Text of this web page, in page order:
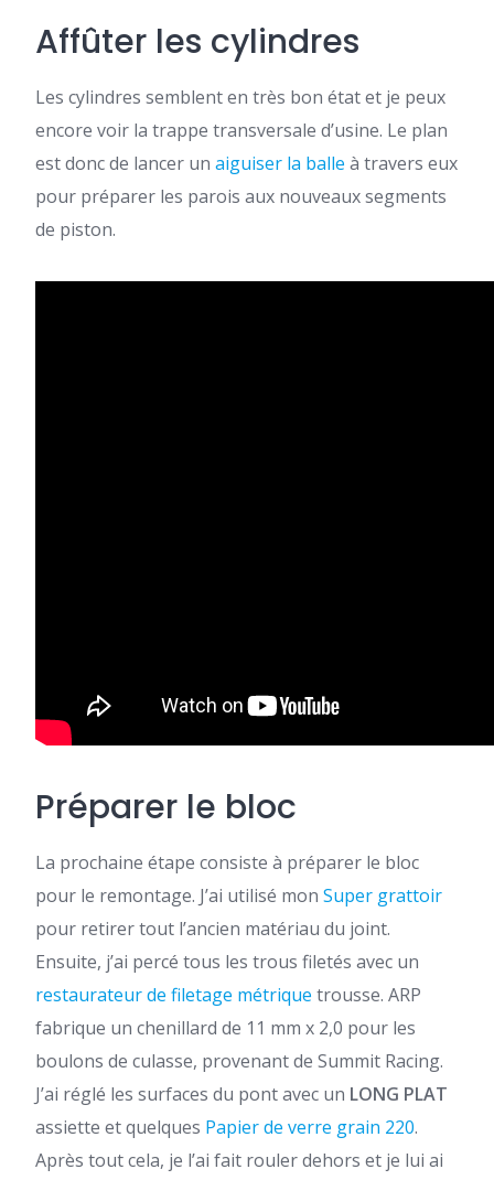
Affûter les cylindres
Les cylindres semblent en très bon état et je peux
encore voir la trappe transversale d’usine. Le plan
est donc de lancer un aiguiser la balle à travers eux
pour préparer les parois aux nouveaux segments
de piston.
Préparer le bloc
La prochaine étape consiste à préparer le bloc
pour le remontage. J’ai utilisé mon Super grattoir
pour retirer tout l’ancien matériau du joint.
Ensuite, j’ai percé tous les trous filetés avec un
restaurateur de filetage métrique trousse. ARP
fabrique un chenillard de 11 mm x 2,0 pour les
boulons de culasse, provenant de Summit Racing.
J’ai réglé les surfaces du pont avec un LONG PLAT
assiette et quelques Papier de verre grain 220.
Après tout cela, je l’ai fait rouler dehors et je lui ai